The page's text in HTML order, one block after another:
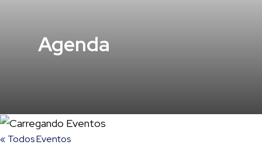
Agenda
« Todos Eventos